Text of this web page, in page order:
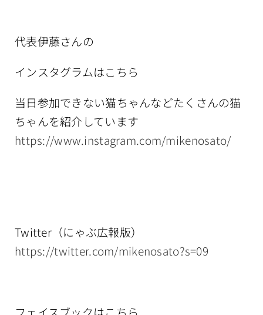
代表伊藤さんの
インスタグラムはこちら
当日参加できない猫ちゃんなどたくさんの猫
ちゃんを紹介しています
https://www.instagram.com/mikenosato/
Twitter（にゃぶ広報版）
https://twitter.com/mikenosato?s=09